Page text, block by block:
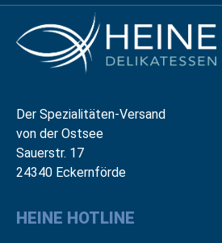
Der Spezialitäten-Versand
von der Ostsee
Sauerstr. 17
24340 Eckernförde
HEINE HOTLINE